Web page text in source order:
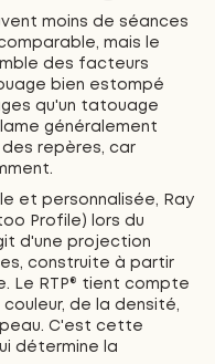
moins de séances
mais le
des facteurs
bien estompé
qu'un tatouage
généralement
repères, car
et personnalisée, Ray
Profile) lors du
d'une projection
construite à partir
Le RTP® tient compte
de la densité,
C'est cette
détermine la